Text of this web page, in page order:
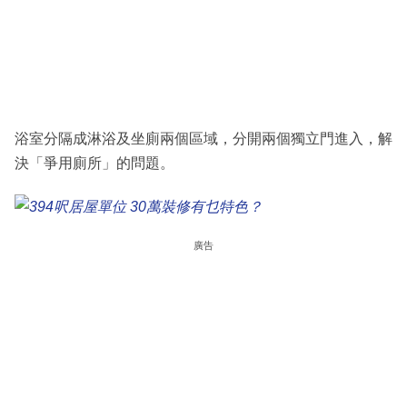
浴室分隔成淋浴及坐廁兩個區域，分開兩個獨立門進入，解
決「爭用廁所」的問題。
廣告